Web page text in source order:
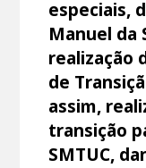
especiais,
Manuel da
realização
de
assim,
transição
SMTUC,